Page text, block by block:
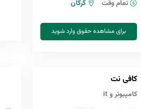
تمام وقت
گرگان
برای مشاهده حقوق وارد شوید
کافی نت
کامپیوتر و it